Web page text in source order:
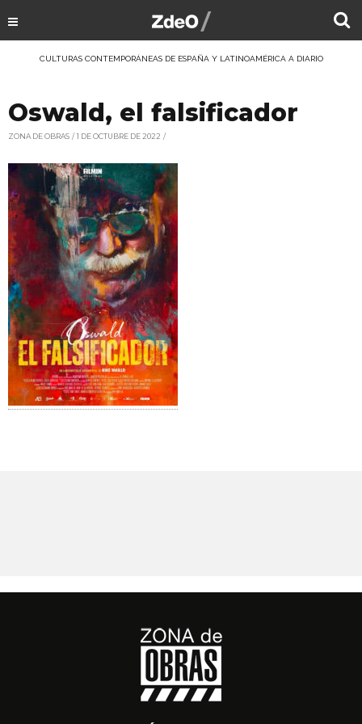
CULTURAS CONTEMPORÁNEAS DE ESPAÑA Y LATINOAMÉRICA A DIARIO
Oswald, el falsificador
ZONA DE OBRAS 1 DE OCTUBRE DE 2022